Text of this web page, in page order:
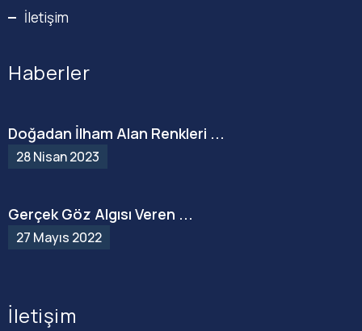
İletişim
Haberler
Doğadan İlham Alan Renkleri ...
28 Nisan 2023
Gerçek Göz Algısı Veren ...
27 Mayıs 2022
İletişim